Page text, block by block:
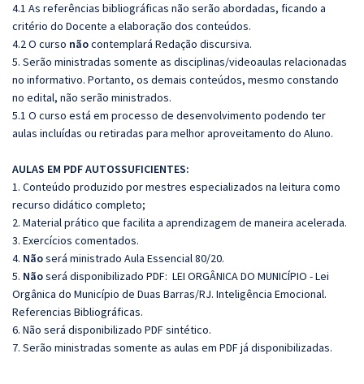
4.1 As referências bibliográficas não serão abordadas, ficando a
critério do Docente a elaboração dos conteúdos.
4.2 O curso nãocontemplará Redação discursiva.
5. Serão ministradas somente as disciplinas/videoaulas relacionadas
no informativo. Portanto, os demais conteúdos, mesmo constando
no edital, não serão ministrados.
5.1 O curso está em processo de desenvolvimento podendo ter
aulas incluídas ou retiradas para melhor aproveitamento do Aluno.
AULAS EM PDF AUTOSSUFICIENTES:
1. Conteúdo produzido por mestres especializados na leitura como
recurso didático completo;
2. Material prático que facilita a aprendizagem de maneira acelerada.
3. Exercícios comentados.
4. Nãoserá ministrado Aula Essencial 80/20.
5. Nãoserá disponibilizado PDF: LEI ORGÂNICA DO MUNICÍPIO - Lei
Orgânica do Município de Duas Barras/RJ. Inteligência Emocional.
Referencias Bibliográficas.
6. Não será disponibilizado PDF sintético.
7. Serão ministradas somente as aulas em PDF já disponibilizadas.